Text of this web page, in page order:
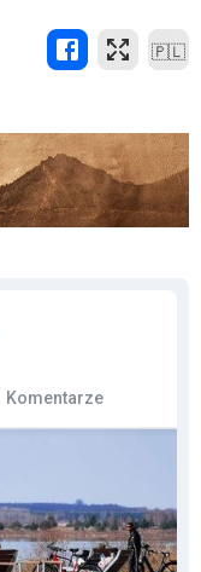
🇵🇱
Komentarze